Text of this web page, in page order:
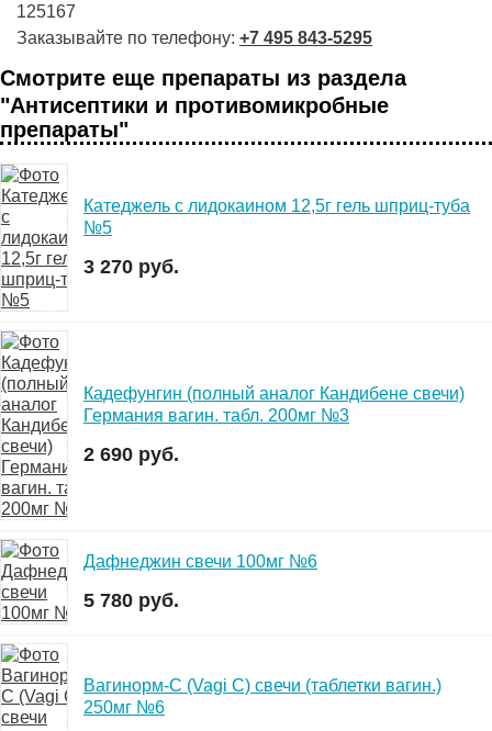
125167
Заказывайте по телефону: +7 495 843-5295
Смотрите еще препараты из раздела
"Антисептики и противомикробные
препараты"
Катеджель с лидокаином 12,5г гель шприц-туба
№5
3 270 руб.
Кадефунгин (полный аналог Кандибене свечи)
Германия вагин. табл. 200мг №3
2 690 руб.
Дафнеджин свечи 100мг №6
5 780 руб.
Вагинорм-С (Vagi C) свечи (таблетки вагин.)
250мг №6